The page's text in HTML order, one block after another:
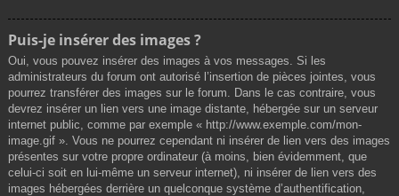
Puis-je insérer des images ?
Oui, vous pouvez insérer des images à vos messages. Si les
administrateurs du forum ont autorisé l’insertion de pièces jointes, vous
pourrez transférer des images sur le forum. Dans le cas contraire, vous
devrez insérer un lien vers une image distante, hébergée sur un serveur
internet public, comme par exemple « http://www.exemple.com/mon-
image.gif ». Vous ne pourrez cependant ni insérer de lien vers des images
présentes sur votre propre ordinateur (à moins, bien évidemment, que
celui-ci soit en lui-même un serveur internet), ni insérer de lien vers des
images hébergées derrière un quelconque système d’authentification,